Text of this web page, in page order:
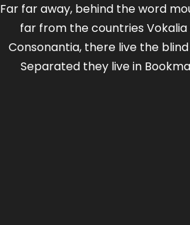
Far far away, behind the word
far from the countries Vokalia
Consonantia, there live the
Separated they live in